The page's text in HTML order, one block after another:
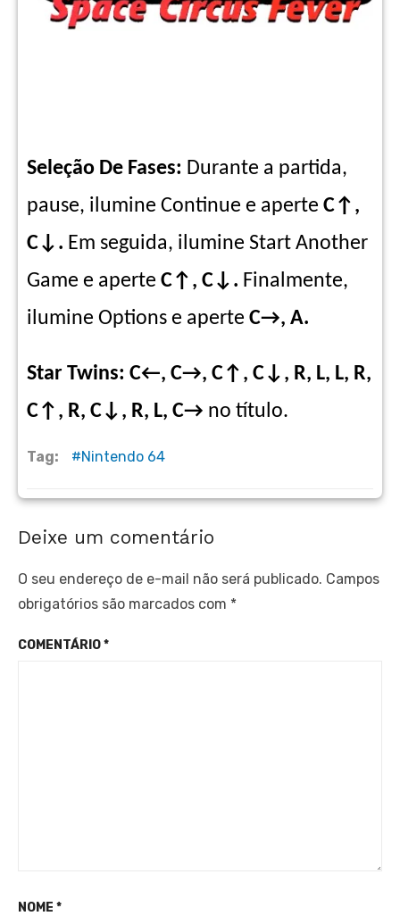
Seleção De Fases: Durante a partida,
pause, ilumine Continue e aperte C↑,
C↓. Em seguida, ilumine Start Another
Game e aperte C↑, C↓. Finalmente,
ilumine Options e aperte C→, A.
Star Twins: C←, C→, C↑, C↓, R, L, L, R,
C↑, R, C↓, R, L, C→ no título.
Tag: Nintendo 64
Deixe um comentário
O seu endereço de e-mail não será publicado. Campos
obrigatórios são marcados com *
COMENTÁRIO*
NOME *